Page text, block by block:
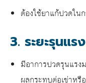
ต้องใช้ยาแก้ปวดใน
3. ระยะรุนแรง
มีอาการปวดรุนแรง
ผลกระทบต่อเข่าหรื